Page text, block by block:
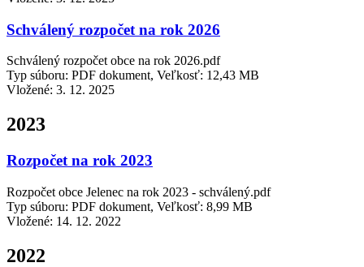
Schválený rozpočet na rok 2026
Schválený rozpočet obce na rok 2026.pdf
Typ súboru: PDF dokument, Veľkosť: 12,43 MB
Vložené: 3. 12. 2025
2023
Rozpočet na rok 2023
Rozpočet obce Jelenec na rok 2023 - schválený.pdf
Typ súboru: PDF dokument, Veľkosť: 8,99 MB
Vložené: 14. 12. 2022
2022